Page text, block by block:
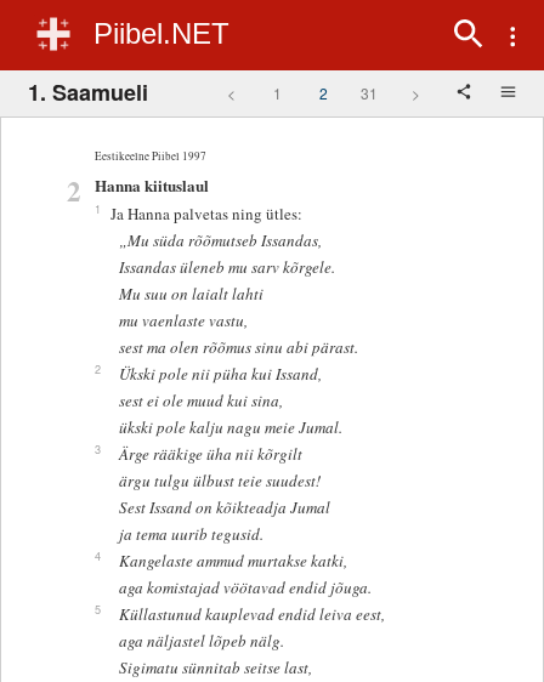
Piibel.NET
1. Saamueli < 1 2 31 >
Eestikeelne Piibel 1997
2 Hanna kiituslaul
1
Ja Hanna palvetas ning ütles:
„Mu süda rõõmutseb Issandas,
Issandas üleneb mu sarv kõrgele.
Mu suu on laialt lahti
mu vaenlaste vastu,
sest ma olen rõõmus sinu abi pärast.
2
Ükski pole nii püha kui Issand,
sest ei ole muud kui sina,
ükski pole kalju nagu meie Jumal.
3
Ärge rääkige üha nii kõrgilt
ärgu tulgu ülbust teie suudest!
Sest Issand on kõikteadja Jumal
ja tema uurib tegusid.
4
Kangelaste ammud murtakse katki,
aga komistajad vöötavad endid jõuga.
5
Küllastunud kauplevad endid leiva eest,
aga näljastel lõpeb nälg.
Sigimatu sünnitab seitse last,